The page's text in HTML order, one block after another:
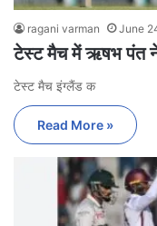
ragani varman June
टेस्ट मैच में ऋषभ पंत ने
टेस्ट मैच इंग्लैंड क
Read More »